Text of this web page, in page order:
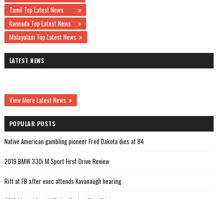
Tamil Top Latest News
Kannada Top Latest News
Malayalam Top Latest News
LATEST NEWS
View More Latest News
POPULAR POSTS
Native American gambling pioneer Fred Dakota dies at 84
2019 BMW 330i M Sport First Drive Review
Rift at FB after exec attends Kavanaugh hearing